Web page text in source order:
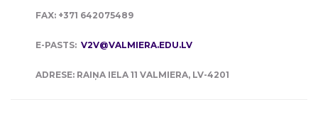
FAX: +371 642075489
E-PASTS: V2V@VALMIERA.EDU.LV
ADRESE: RAIŅA IELA 11 VALMIERA, LV-4201